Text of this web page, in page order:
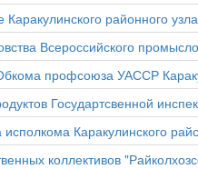
районного
Всероссийского
профсоюза УАССР
Государтсвенной
Каракулинского
коллективов